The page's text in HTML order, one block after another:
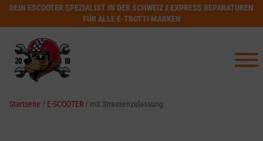
DEIN ESCOOTER SPEZIALIST IN DER SCHWEIZ // EXPRESS REPARATUREN
FÜR ALLE E-TROTTI MARKEN
Startseite / E-SCOOTER / mit Strassenzulassung